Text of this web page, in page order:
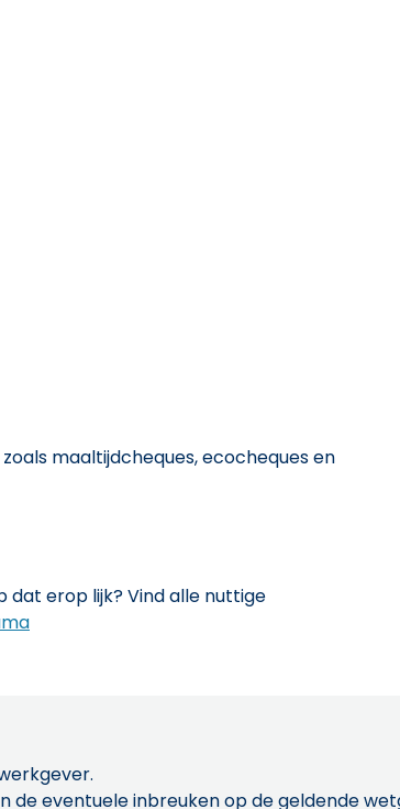
maaltijdcheques, ecocheques en
erop lijk? Vind alle nuttige
de eventuele inbreuken op de geldende